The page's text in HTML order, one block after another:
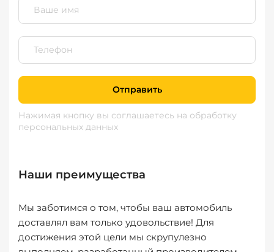
Отправить
Нажимая кнопку вы соглашаетесь на обработку
персональных данных
Наши преимущества
Мы заботимся о том, чтобы ваш автомобиль
доставлял вам только удовольствие! Для
достижения этой цели мы скрупулезно